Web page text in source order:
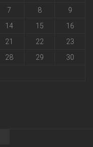
7 8
9
14 15
16
21 22
23
28 29
30